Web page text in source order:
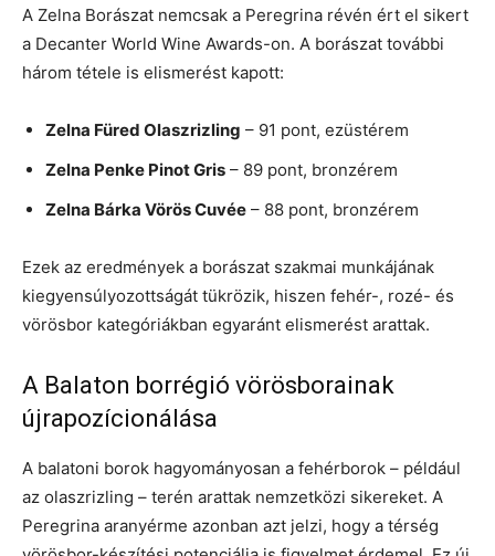
A Zelna Borászat nemcsak a Peregrina révén ért el sikert
a Decanter World Wine Awards-on. A borászat további
három tétele is elismerést kapott:
Zelna Füred Olaszrizling – 91 pont, ezüstérem
Zelna Penke Pinot Gris – 89 pont, bronzérem
Zelna Bárka Vörös Cuvée – 88 pont, bronzérem
Ezek az eredmények a borászat szakmai munkájának
kiegyensúlyozottságát tükrözik, hiszen fehér-, rozé- és
vörösbor kategóriákban egyaránt elismerést arattak.
A Balaton borrégió vörösborainak
újrapozícionálása
A balatoni borok hagyományosan a fehérborok – például
az olaszrizling – terén arattak nemzetközi sikereket. A
Peregrina aranyérme azonban azt jelzi, hogy a térség